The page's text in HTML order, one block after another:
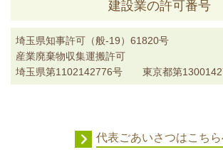
建設業の許可番号
埼玉県知事許可（般-19）61820号
産業廃棄物収集運搬許可
埼玉県第1102142776号 東京都第
代表ごあいさつはこち